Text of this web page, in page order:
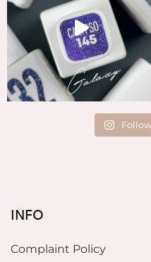
INFO
Complaint Policy